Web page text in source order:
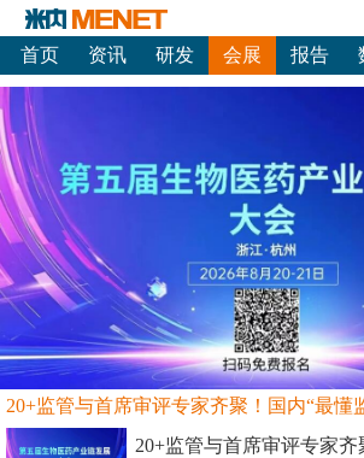
首页 资讯 研发 会展 报告
20+监管与首席审评专家齐